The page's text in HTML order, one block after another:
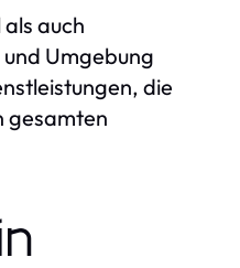
auch
Umgebung
die
gesamten